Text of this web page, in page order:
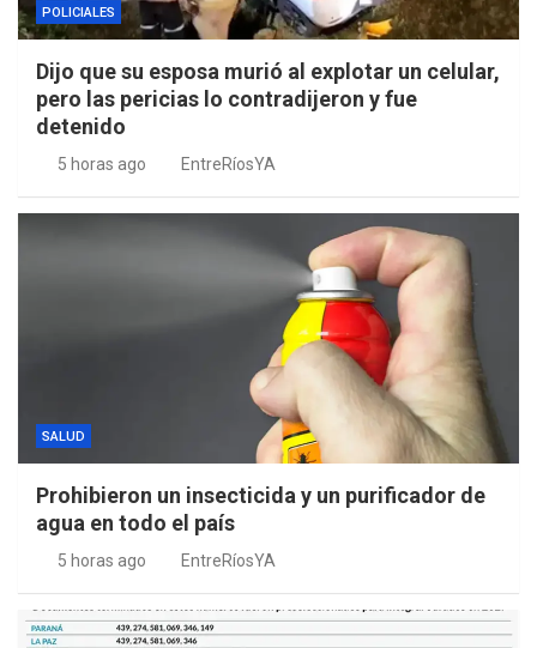
POLICIALES
Dijo que su esposa murió al explotar un celular,
pero las pericias lo contradijeron y fue
detenido
5 horas ago EntreRíosYA
SALUD
Prohibieron un insecticida y un purificador de
agua en todo el país
5 horas ago EntreRíosYA